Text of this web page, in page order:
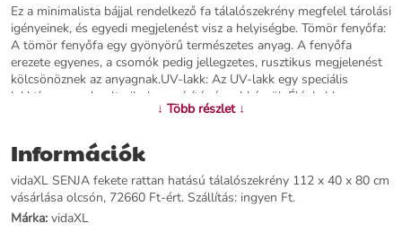
Ez a minimalista bájjal rendelkező fa tálalószekrény megfelel tárolási
igényeinek, és egyedi megjelenést visz a helyiségbe. Tömör fenyőfa:
A tömör fenyőfa egy gyönyörű természetes anyag. A fenyőfa
erezete egyenes, a csomók pedig jellegzetes, rusztikus megjelenést
kölcsönöznek az anyagnak.UV-lakk: Az UV-lakk egy speciális
lakktípus, amely ultraibolya-szárítógéppel készül. Élénkebb,
fényűzőbb és tapinthatóbb felületet hoz létre a nem UV-lakkokhoz
ajtóval rendelkezik, így bőséges helyet biztosít magazinjai, könyvei,
DVD-i, multimédiás eszközei és egyéb alapvető holmijai kézközelben
történő rendezett tárolásához.Rattanhatású felület: A
tárolószekrény ajtajának felülete kézzel készült polirattanból, amely
a századközép modern és bohém stílusainak kéttónusú keveréke,
↓ Több részlet ↓
Információk
vidaXL SENJA fekete rattan hatású tálalószekrény 112 x 40 x 80 cm
vásárlása olcsón, 72660 Ft-ért. Szállítás: ingyen Ft.
Márka: vidaXL